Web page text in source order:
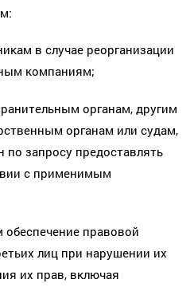
в случае реорганизации
компаниям;
органам, другим
органам или судам,
запросу предоставлять
с применимым
правовой
лиц при нарушении их
их прав, включая